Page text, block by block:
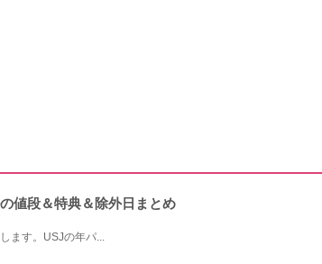
値段＆特典＆除外日まとめ
ます。USJの年パ...